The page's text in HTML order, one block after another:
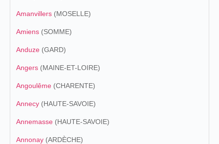
Amanvillers (MOSELLE)
Amiens (SOMME)
Anduze (GARD)
Angers (MAINE-ET-LOIRE)
Angoulême (CHARENTE)
Annecy (HAUTE-SAVOIE)
Annemasse (HAUTE-SAVOIE)
Annonay (ARDÈCHE)